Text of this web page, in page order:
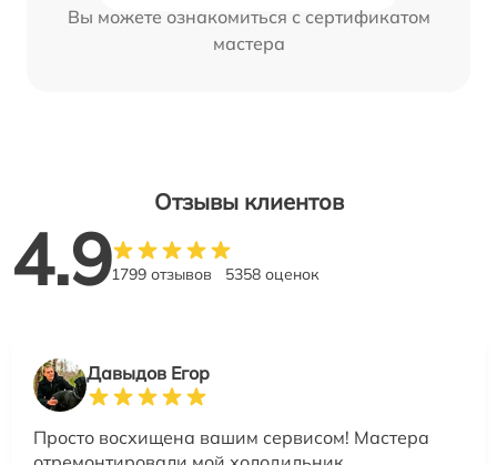
Вы можете ознакомиться с сертификатом
мастера
Отзывы клиентов
4.91799 отзывов 5358 оценок
Давыдов Егор
Просто восхищена вашим сервисом! Мастера